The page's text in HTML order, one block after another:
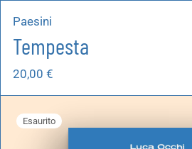
Paesini
Tempesta
20,00 €
Esaurito